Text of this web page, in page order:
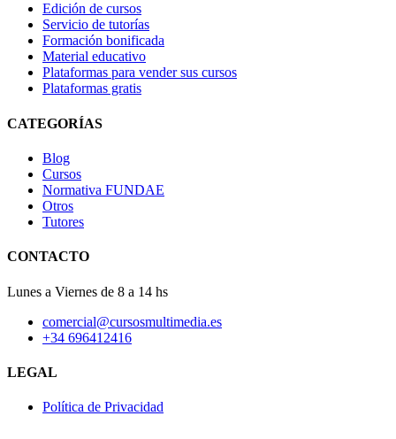
Edición de cursos
Servicio de tutorías
Formación bonificada
Material educativo
Plataformas para vender sus cursos
Plataformas gratis
CATEGORÍAS
Blog
Cursos
Normativa FUNDAE
Otros
Tutores
CONTACTO
Lunes a Viernes de 8 a 14 hs
comercial@cursosmultimedia.es
+34 696412416
LEGAL
Política de Privacidad